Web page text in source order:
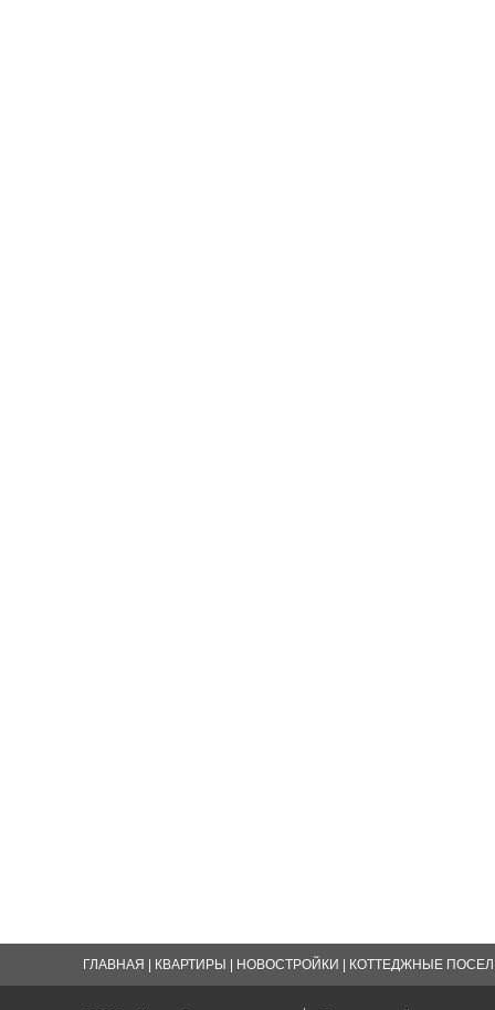
ГЛАВНАЯ КВАРТИРЫ НОВОСТРОЙКИ КОТТЕДЖНЫЕ